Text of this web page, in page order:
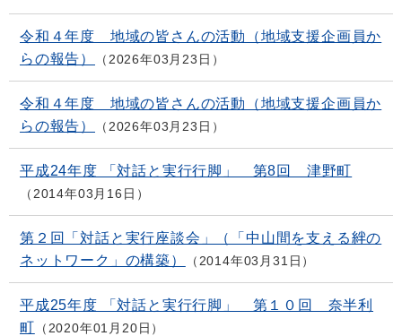
令和４年度 地域の皆さんの活動（地域支援企画員か
らの報告）
2026年03月23日
令和４年度 地域の皆さんの活動（地域支援企画員か
らの報告）
2026年03月23日
平成24年度 「対話と実行行脚」 第8回 津野町
2014年03月16日
第２回「対話と実行座談会」（「中山間を支える絆の
ネットワーク」の構築）
2014年03月31日
平成25年度 「対話と実行行脚」 第１０回 奈半利
町
2020年01月20日